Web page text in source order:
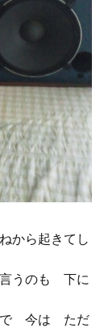
から起きてし
うのも 下に
で 今は ただ